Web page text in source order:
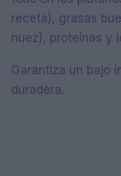
receta), grasas
nuez), proteínas y
Garantiza un bajo
duradera.